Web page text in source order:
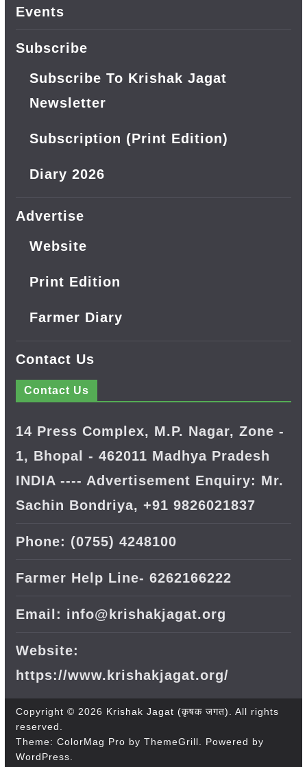
Events
Subscribe
Subscribe To Krishak Jagat
Newsletter
Subscription (Print Edition)
Diary 2026
Advertise
Website
Print Edition
Farmer Diary
Contact Us
Contact Us
14 Press Complex, M.P. Nagar, Zone -
1, Bhopal - 462011 Madhya Pradesh
INDIA ---- Advertisement Enquiry: Mr.
Sachin Bondriya, +91 9826021837
Phone: (0755) 4248100
Farmer Help Line- 6262166222
Email: info@krishakjagat.org
Website:
https://www.krishakjagat.org/
Copyright © 2026 Krishak Jagat (कृषक जगत)
. All rights
reserved.
Theme: ColorMag Pro by ThemeGrill. Powered by
WordPress